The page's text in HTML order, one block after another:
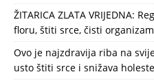
ŽITARICA ZLATA VRIJEDNA:
floru, štiti srce, čisti organizam
Ovo je najzdravija riba na
usto štiti srce i snižava